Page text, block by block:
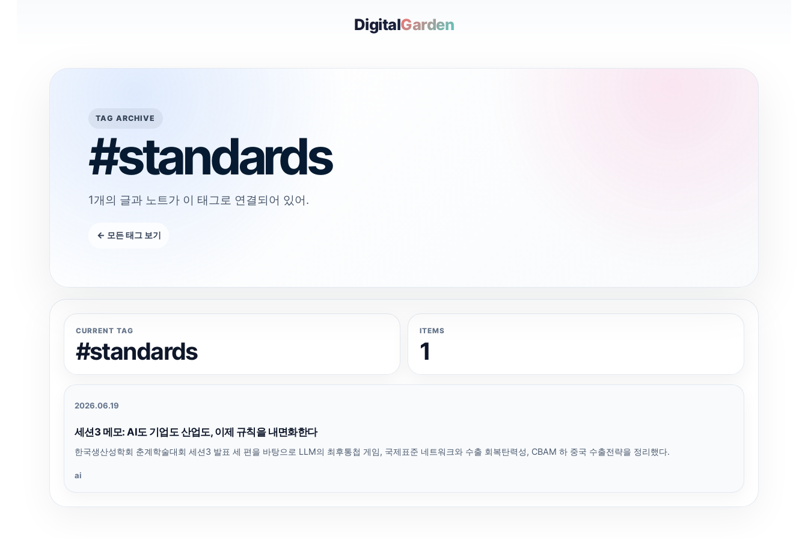
DigitalGarden
TAG ARCHIVE
#standards
1개의 글과 노트가 이 태그로 연결되어 있어.
← 모든 태그 보기
CURRENT TAG
#standards
ITEMS
1
2026.06.19
세션3 메모: AI도 기업도 산업도, 이제 규칙을 내면화한다
한국생산성학회 춘계학술대회 세션3 발표 세 편을 바탕으로 LLM의 최후통첩 게임, 국제표준 네트워크와 수출 회복탄력성, CBAM 하 중국 수출전략을 정리했다.
ai